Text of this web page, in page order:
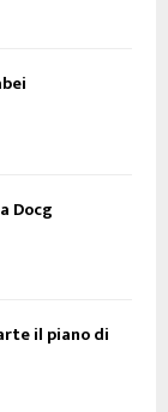
Docg
il piano di